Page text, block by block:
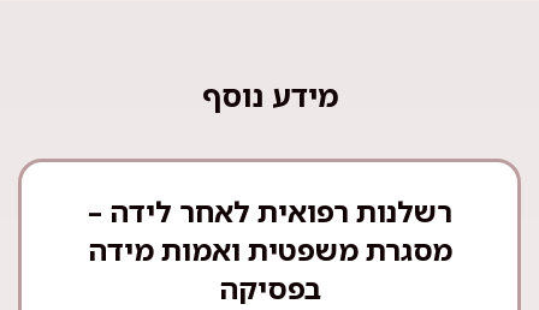
מידע נוסף
רשלנות רפואית לאחר לידה –
מסגרת משפטית ואמות מידה
בפסיקה